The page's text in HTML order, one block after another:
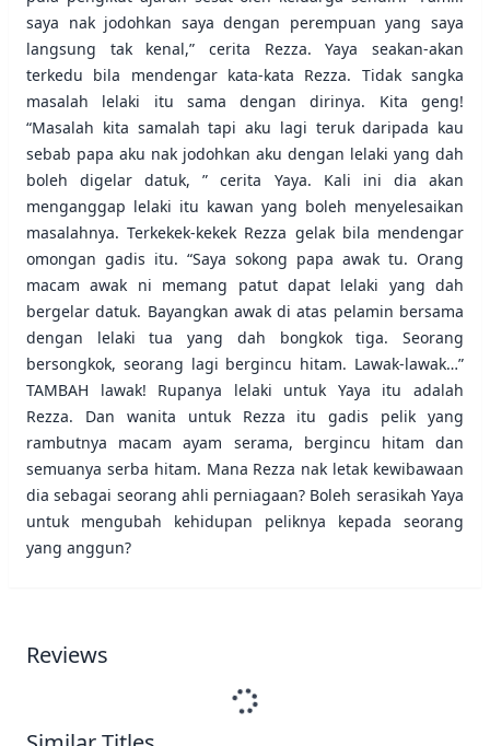
saya nak jodohkan saya dengan perempuan yang saya
langsung tak kenal,” cerita Rezza. Yaya seakan-akan
terkedu bila mendengar kata-kata Rezza. Tidak sangka
masalah lelaki itu sama dengan dirinya. Kita geng!
“Masalah kita samalah tapi aku lagi teruk daripada kau
sebab papa aku nak jodohkan aku dengan lelaki yang dah
boleh digelar datuk, ” cerita Yaya. Kali ini dia akan
menganggap lelaki itu kawan yang boleh menyelesaikan
masalahnya. Terkekek-kekek Rezza gelak bila mendengar
omongan gadis itu. “Saya sokong papa awak tu. Orang
macam awak ni memang patut dapat lelaki yang dah
bergelar datuk. Bayangkan awak di atas pelamin bersama
dengan lelaki tua yang dah bongkok tiga. Seorang
bersongkok, seorang lagi bergincu hitam. Lawak-lawak…”
TAMBAH lawak! Rupanya lelaki untuk Yaya itu adalah
Rezza. Dan wanita untuk Rezza itu gadis pelik yang
rambutnya macam ayam serama, bergincu hitam dan
semuanya serba hitam. Mana Rezza nak letak kewibawaan
dia sebagai seorang ahli perniagaan? Boleh serasikah Yaya
untuk mengubah kehidupan peliknya kepada seorang
yang anggun?
Reviews